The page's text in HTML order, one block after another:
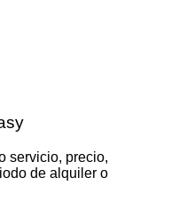
servicio, precio,
de alquiler o